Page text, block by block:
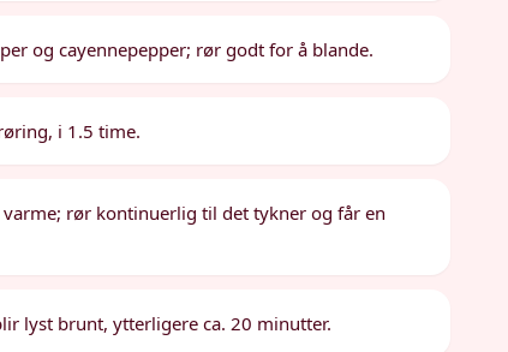
og cayennepepper; rør godt for å blande.
i 1.5 time.
rør kontinuerlig til det tykner og får en
lyst brunt, ytterligere ca. 20 minutter.